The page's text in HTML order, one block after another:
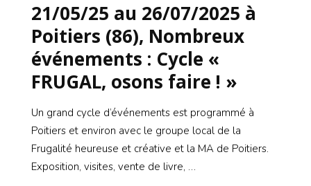
21/05/25 au 26/07/2025 à
Poitiers (86), Nombreux
événements : Cycle «
FRUGAL, osons faire ! »
Un grand cycle d’événements est programmé à
Poitiers et environ avec le groupe local de la
Frugalité heureuse et créative et la MA de Poitiers.
Exposition, visites, vente de livre, …